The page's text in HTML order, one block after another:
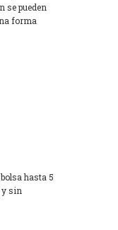
se pueden
forma
hasta 5
y sin